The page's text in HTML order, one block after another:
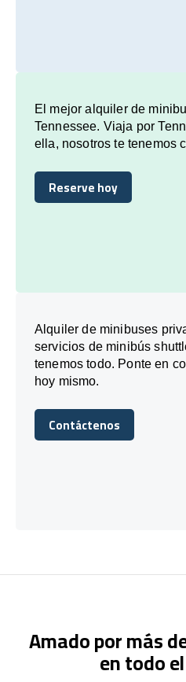
El mejor alquiler de
Tennessee. Viaja por
ella, nosotros te tenemos
Reserve hoy
Reserve hoy
Alquiler de minibuses
servicios de minibús
tenemos todo. Ponte en
hoy mismo.
Contáctenos
Contáctenos
Amado por más
en todo